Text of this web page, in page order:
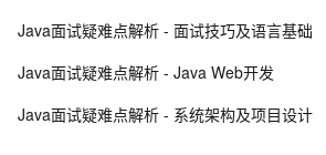
10《101 Windows Phone 7 Apps》读书笔记-
Java面试疑难点解析 - 面试技巧及语言基础
Java面试疑难点解析 - Java Web开发
Java面试疑难点解析 - 系统架构及项目设计